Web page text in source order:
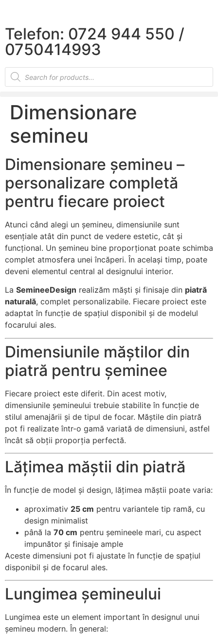
Telefon: 0724 944 550 /
0750414993
Dimensionare
semineu
Dimensionare șemineu –
personalizare completă
pentru fiecare proiect
Atunci când alegi un șemineu, dimensiunile sunt
esențiale atât din punct de vedere estetic, cât și
funcțional. Un șemineu bine proporționat poate schimba
complet atmosfera unei încăperi. În același timp, poate
deveni elementul central al designului interior.
La SemineeDesign realizăm măști și finisaje din piatră
naturală, complet personalizabile. Fiecare proiect este
adaptat în funcție de spațiul disponibil și de modelul
focarului ales.
Dimensiunile măștilor din
piatră pentru șeminee
Fiecare proiect este diferit. Din acest motiv,
dimensiunile șemineului trebuie stabilite în funcție de
stilul amenajării și de tipul de focar. Măștile din piatră
pot fi realizate într-o gamă variată de dimensiuni, astfel
încât să obții proporția perfectă.
Lățimea măștii din piatră
În funcție de model și design, lățimea măștii poate varia:
aproximativ 25 cm pentru variantele tip ramă, cu
design minimalist
până la 70 cm pentru șemineele mari, cu aspect
impunător și finisaje ample
Aceste dimensiuni pot fi ajustate în funcție de spațiul
disponibil și de focarul ales.
Lungimea șemineului
Lungimea este un element important în designul unui
șemineu modern. În general:
Necesar
cookie-uri
nu sunt
opționale.
Sunt
necesare
pentru ca
site-ul web
să
funcționeze.
Statistici
Pentru a
îmbunătăți
funcționalitatea
și structura
site-ului web,
în ​​funcție de
este utilizat
site-ul.
Experienţă